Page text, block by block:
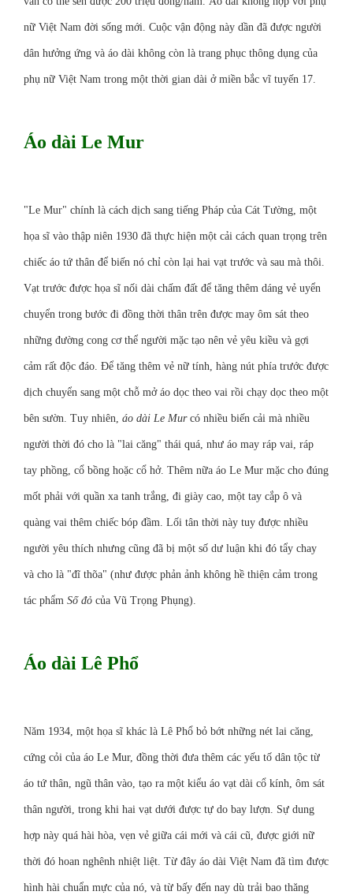
nữ Việt Nam đời sống mới. Cuộc vận động này dần đã được người
dân hưởng ứng và áo dài không còn là trang phục thông dụng của
phụ nữ Việt Nam trong một thời gian dài ở miền bắc vĩ tuyến 17.
Áo dài Le Mur
"Le Mur" chính là cách dịch sang tiếng Pháp của Cát Tường, một
họa sĩ vào thập niên 1930 đã thực hiện một cải cách quan trọng trên
chiếc áo tứ thân để biến nó chỉ còn lại hai vạt trước và sau mà thôi.
Vạt trước được họa sĩ nối dài chấm đất để tăng thêm dáng vẻ uyển
chuyển trong bước đi đồng thời thân trên được may ôm sát theo
những đường cong cơ thể người mặc tạo nên vẻ yêu kiều và gợi
cảm rất độc đáo. Để tăng thêm vẻ nữ tính, hàng nút phía trước được
dịch chuyển sang một chỗ mở áo dọc theo vai rồi chạy dọc theo một
bên sườn. Tuy nhiên, áo dài Le Murcó nhiều biến cải mà nhiều
người thời đó cho là "lai căng" thái quá, như áo may ráp vai, ráp
tay phồng, cổ bồng hoặc cổ hở. Thêm nữa áo Le Mur mặc cho đúng
mốt phải với quần xa tanh trắng, đi giày cao, một tay cắp ô và
quàng vai thêm chiếc bóp đầm. Lối tân thời này tuy được nhiều
người yêu thích nhưng cũng đã bị một số dư luận khi đó tẩy chay
và cho là "đĩ thõa" (như được phản ảnh không hề thiện cảm trong
tác phẩm Số đỏ của Vũ Trọng Phụng).
Áo dài Lê Phổ
Năm 1934, một họa sĩ khác là Lê Phổ bỏ bớt những nét lai căng,
cứng cỏi của áo Le Mur, đồng thời đưa thêm các yếu tố dân tộc từ
áo tứ thân, ngũ thân vào, tạo ra một kiểu áo vạt dài cổ kính, ôm sát
thân người, trong khi hai vạt dưới được tự do bay lượn. Sự dung
hợp này quá hài hòa, vẹn vẻ giữa cái mới và cái cũ, được giới nữ
thời đó hoan nghênh nhiệt liệt. Từ đây áo dài Việt Nam đã tìm được
hình hài chuẩn mực của nó, và từ bấy đến nay dù trải bao thăng